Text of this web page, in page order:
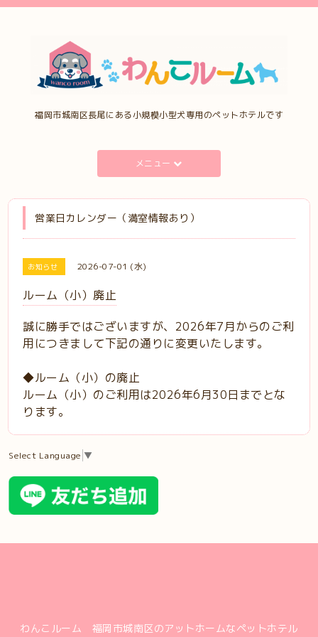
福岡市城南区長尾にある小規模小型犬専用のペットホテルです
メニュー
営業日カレンダー（満室情報あり）
お知らせ 2026-07-01 (水)
ルーム（小）廃止
誠に勝手ではございますが、 2026年7月からのご利
用につきまして下記の通りに変更いたします。
◆ルーム（小）の廃止
ルーム（小）のご利用は2026年6月30日までとな
ります。
Select Language ▼
わんこルーム 福岡市城南区のアットホームなペットホテル